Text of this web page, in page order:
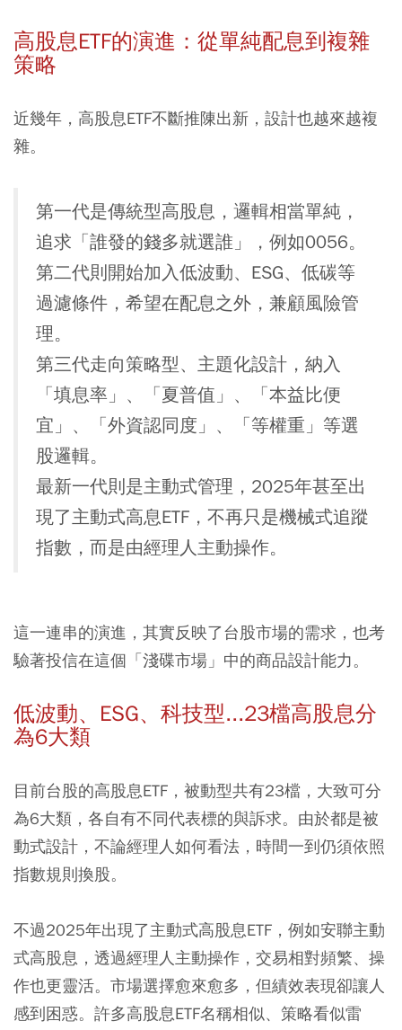
高股息ETF的演進：從單純配息到複雜
策略
近幾年，高股息ETF不斷推陳出新，設計也越來越複
雜。
第一代是傳統型高股息，邏輯相當單純，
追求「誰發的錢多就選誰」，例如0056。
第二代則開始加入低波動、ESG、低碳等
過濾條件，希望在配息之外，兼顧風險管
理。
第三代走向策略型、主題化設計，納入
「填息率」、「夏普值」、「本益比便
宜」、「外資認同度」、「等權重」等選
股邏輯。
最新一代則是主動式管理，2025年甚至出
現了主動式高息ETF，不再只是機械式追蹤
指數，而是由經理人主動操作。
這一連串的演進，其實反映了台股市場的需求，也考
驗著投信在這個「淺碟市場」中的商品設計能力。
低波動、ESG、科技型...23檔高股息分
為6大類
目前台股的高股息ETF，被動型共有23檔，大致可分
為6大類，各自有不同代表標的與訴求。由於都是被
動式設計，不論經理人如何看法，時間一到仍須依照
指數規則換股。
不過2025年出現了主動式高股息ETF，例如安聯主動
式高股息，透過經理人主動操作，交易相對頻繁、操
作也更靈活。市場選擇愈來愈多，但績效表現卻讓人
感到困惑。許多高股息ETF名稱相似、策略看似雷